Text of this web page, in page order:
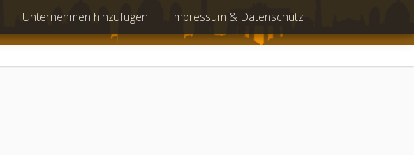
Unternehmen hinzufügen Impressum & Datenschutz